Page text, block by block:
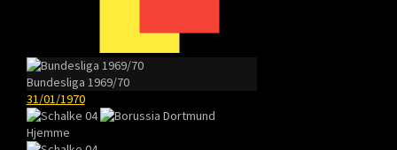
Bundesliga 1969/70
31/01/1970
Hjemme